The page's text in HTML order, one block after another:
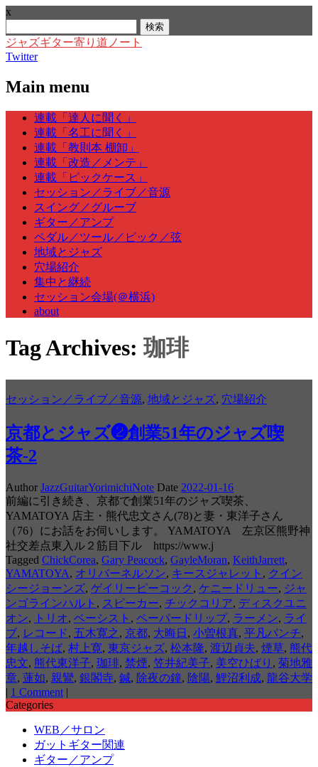
x
索:
ジャズギター寄り道ノート
Twitter
Main menu
Skip
content
連載「達人に聞く」
連載「名工に聞く」
連載「教則本 棚卸」
連載「改造／メンテ」
連載「ピックケース」
セッション／ライブ／音源
スイング／グルーブ
ギター／アンプ
ペダル／ツール／ピック／弦
地域とジャズ
穴場紹介
集中と継続
セッション会場(＠横浜)
about
Tag Archives:珈琲
セッション／ライブ／音源, 地域とジャズ, 穴場紹介
京都とジャズ❷創業51年のジャズ喫
茶-2
Author JazzGuitarYorimichiNote Date 2022-01-16
前編に引き続き、京都で創業51年のジャズ喫茶、
YAMATOYA 店主・熊代忠文さん(78)と妻・東洋子さん
（76）にお話をお伺いします。 YAMATOYA 左京区熊野神
社交差点東入ル２筋目下ル https://www.j
Tagged ChickCorea, Gary Peacock, GayleMoran, KeithJarrett,
YAMATOYA, オリバーネルソン, キースジャレット , クイン
シージョーンズ, ゲイリーピーコック , ケニードリュー, ジャ
ンゴラインハルト , スピーカー, チックコリア, ディスクユニ
オン, トリオ, ベーシスト , ペーパードリップ, ラーメン, ライ
ブ, レコード, 五木寛之, 京都, 大晦日 , 小曽根真, 平凡パンチ,
年越しそば, 村上寛, 東京ジャズ, 松本隆, 渡辺貞夫, 煙草, 熊代
忠文, 熊代東洋子, 珈琲, 禁煙, 笠井紀美子, 美空ひばり , 菊地雅
章, 蓮如, 親鸞, 銀閣寺, 鍼, 除夜の鐘, 陰陽, 鯉沼利成, 龍谷大学
| 1 Comment |
Categories
WEB／サロン
ガットギター関連
ギター／アンプ